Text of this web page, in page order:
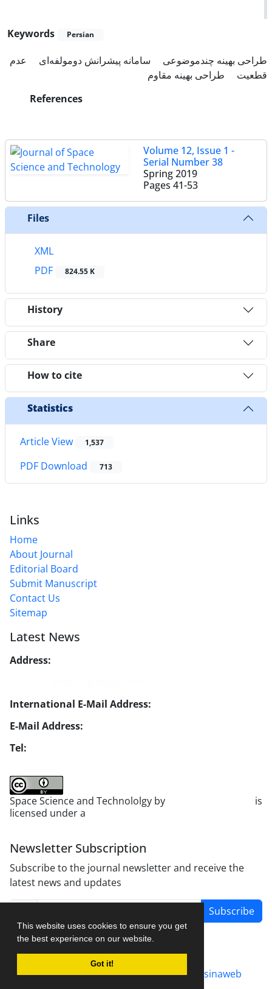
This website uses cookies to ensure you get
the best experience on our website.
Got it!
Keywords Persian
طراحی بهینه چندموضوعی سامانه پیشرانش دومولفه‌ای
عدم
قطعیت
طراحی بهینه مقاوم
References
Volume 12, Issue 1 -
Serial Number 38
Spring 2019
Pages 41-53
Files
XML
PDF
824.55 K
History
Share
How to cite
Statistics
Article View 1,537
PDF Download 713
Links
Home
About Journal
Editorial Board
Submit Manuscript
Contact Us
Sitemap
Latest News
Address:
International E-Mail Address:
E-Mail Address:
Tel:
Space Science and Technololgy by
is
licensed under a
Newsletter Subscription
Subscribe to the journal newsletter and receive the
latest news and updates
Subscribe
Journal management system.designed by sinaweb